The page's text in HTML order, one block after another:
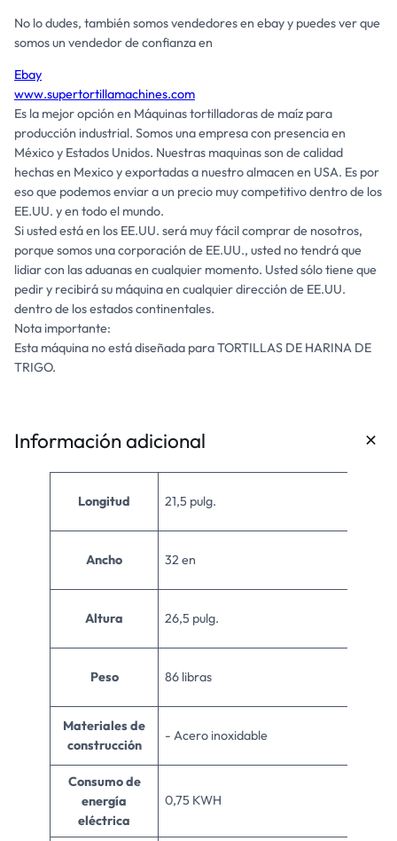
No lo dudes, también somos vendedores en ebay y puedes ver que
somos un vendedor de confianza en
Ebay
www.supertortillamachines.com
Es la mejor opción en Máquinas tortilladoras de maíz para
producción industrial. Somos una empresa con presencia en
México y Estados Unidos. Nuestras maquinas son de calidad
hechas en Mexico y exportadas a nuestro almacen en USA. Es por
eso que podemos enviar a un precio muy competitivo dentro de los
EE.UU. y en todo el mundo.
Si usted está en los EE.UU. será muy fácil comprar de nosotros,
porque somos una corporación de EE.UU., usted no tendrá que
lidiar con las aduanas en cualquier momento. Usted sólo tiene que
pedir y recibirá su máquina en cualquier dirección de EE.UU.
dentro de los estados continentales.
Nota importante:
Esta máquina no está diseñada para TORTILLAS DE HARINA DE
TRIGO.
Información adicional
Longitud 21,5 pulg.
Ancho 32 en
Altura 26,5 pulg.
Peso 86 libras
Materiales de
construcción
- Acero inoxidable
Consumo de
energía
eléctrica
0,75 KWH